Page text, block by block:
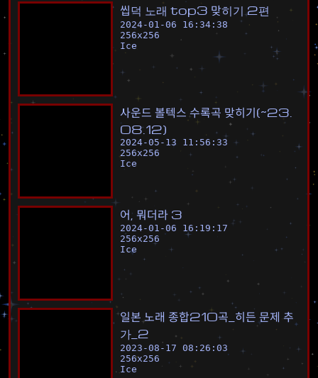
씹덕 노래 top3 맞히기 2편
2024-01-06 16:34:38
256x256
Ice
사운드 볼텍스 수록곡 맞히기(~23
08.12)
2024-05-13 11:56:33
256x256
Ice
어, 뭐더라 3
2024-01-06 16:19:17
256x256
Ice
일본 노래 종합210곡 히든 문제 추
가 2
2023-08-17 08:26:03
256x256
Ice